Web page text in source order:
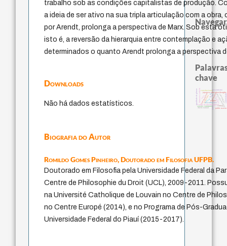
trabalho sob as condições capitalistas de produção.
a ideia de ser ativo na sua tripla articulação com a
por Arendt, prolonga a perspectiva de Marx. Sob esta
isto é, a reversão da hierarquia entre contemplação e
determinados o quanto Arendt prolonga a perspectiva
Downloads
Não há dados estatísticos.
Biografia do Autor
Romildo Gomes Pinheiro,Doutorado em Filosofia UFPB.
Doutorado em Filosofia pela Universidade Federal da
Centre de Philosophie du Droit (UCL), 2009-2011.
na Université Catholique de Louvain no Centre de
no Centre Europé (2014), e no Programa de Pós-
Universidade Federal do Piauí (2015-2017).
Navegar
chave
immanuel kant
japanese education thoughts
código da dinastia nguyen
gosto
juízo
sensus communis
formaçãoeducation ideology
fukuzawa yukichi redução
mulher
popper
carnap
constituição
totalização
nome
constitucional
igualdade de gênero coletividade
pessimismo
descartes
public reason
ren
direito natural
ética.
yi